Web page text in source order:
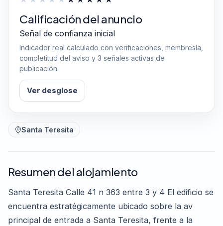
Calificación del anuncio
Señal de confianza inicial
Indicador real calculado con verificaciones, membresía,
completitud del aviso y 3 señales activas de
publicación.
Ver desglose
Santa Teresita
Resumen del alojamiento
Santa Teresita Calle 41 n 363 entre 3 y 4 El edificio se
encuentra estratégicamente ubicado sobre la av
principal de entrada a Santa Teresita, frente a la